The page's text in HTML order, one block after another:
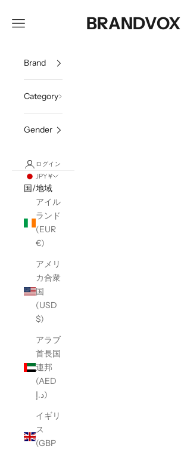
BRANDVOX
メニューを開く
Brand
Category
Gender
ログイン
JPY ¥
国/地域
アイル
ランド
(EUR
€)
アメリ
カ合衆
国
(USD
$)
アラブ
首長国
連邦
(AED
د.إ)
イギリ
ス
(GBP